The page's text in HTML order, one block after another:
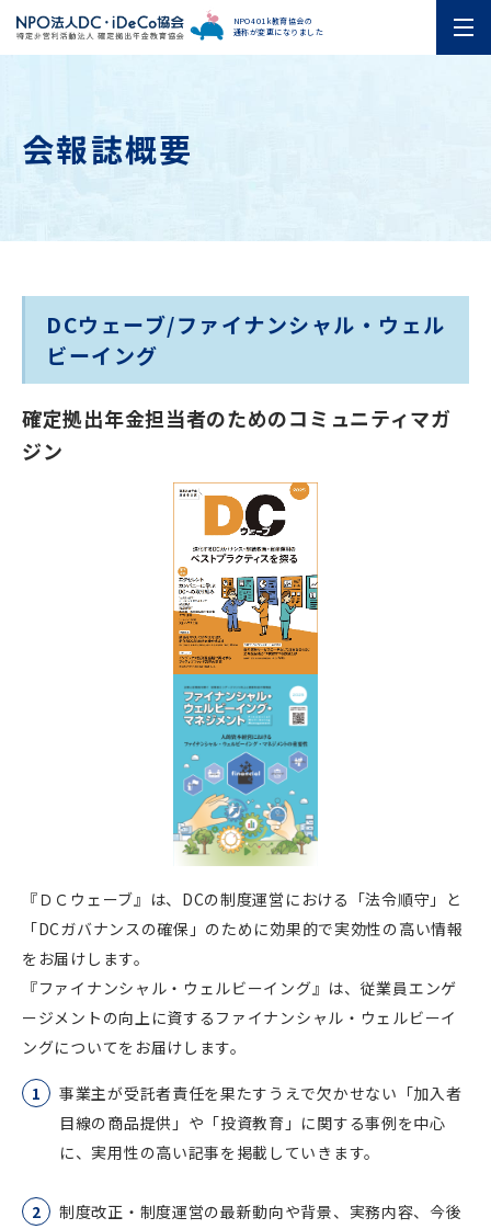
NPO401k教育協会の
通称が変更になりました
会報誌概要
DCウェーブ/ファイナンシャル・ウェル
ビーイング
確定拠出年金担当者のためのコミュニティマガ
ジン
『ＤＣウェーブ』は、DCの制度運営における「法令順守」と
「DCガバナンスの確保」のために効果的で実効性の高い情報
をお届けします。
『ファイナンシャル・ウェルビーイング』は、従業員エンゲ
ージメントの向上に資するファイナンシャル・ウェルビーイ
ングについてをお届けします。
事業主が受託者責任を果たすうえで欠かせない「加入者
目線の商品提供」や「投資教育」に関する事例を中心
に、実用性の高い記事を掲載していきます。
制度改正・制度運営の最新動向や背景、実務内容、今後